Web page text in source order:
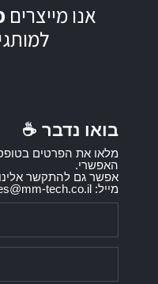
אנו מייצרים
בואו נדבר ☕️
מלאו את הפרטים
האפשרי.
מייל: sales@mm-tech.co.il